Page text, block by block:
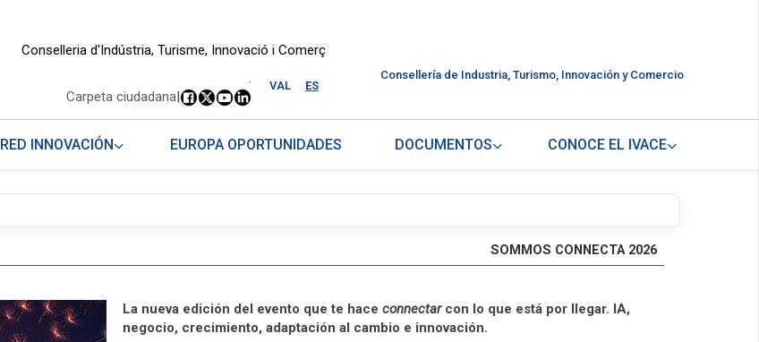
Conselleria d'Indústria, Turisme, Innovació i Comerç
VAL ES
.
Carpeta ciudadana|
Consellería de Industria, Turismo, Innovación y Comercio
RED INNOVACIÓN EUROPA OPORTUNIDADES DOCUMENTOS CONOCE EL IVACE
SOMMOS CONNECTA 2026
La nueva edición del evento que te haceconnectar con lo que está por llegar. IA,
negocio, crecimiento, adaptación al cambio e innovación.